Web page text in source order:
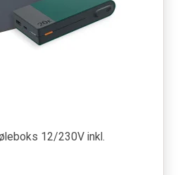
12/230V inkl.